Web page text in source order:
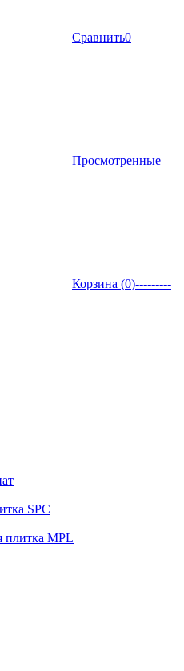
Сравнить0
Просмотренные
Корзина (0)---------
SPC
плитка MPL